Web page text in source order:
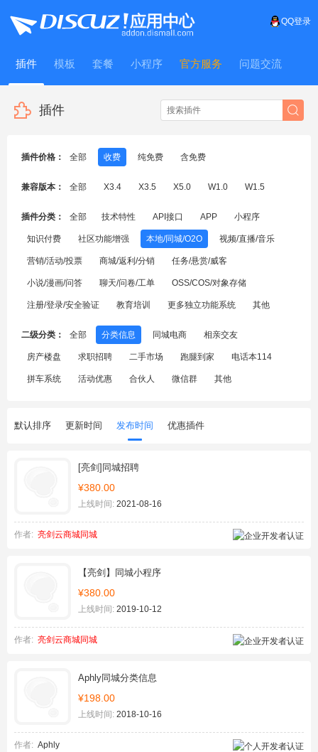
QQ登录
插件 模板 套餐 小程序 官方服务 问题交流
WitFrame
插件
插件价格： 全部 收费 纯免费 含免费
兼容版本： 全部 X3.4 X3.5 X5.0 W1.0 W1.5
插件分类： 全部 技术特性 API接口 APP 小程序
知识付费 社区功能增强 本地/同城/O2O 视频/直播/音乐
营销/活动/投票 商城/返利/分销 任务/悬赏/威客
小说/漫画/问答 聊天/问卷/工单 OSS/COS/对象存储
注册/登录/安全验证 教育培训 更多独立功能系统 其他
二级分类： 全部 分类信息 同城电商 相亲交友
房产楼盘 求职招聘 二手市场 跑腿到家 电话本114
拼车系统 活动优惠 合伙人 微信群 其他
默认排序 更新时间 发布时间 优惠插件
[亮剑]同城招聘
¥380.00
上线时间: 2021-08-16
作者: 亮剑云商城同城
【亮剑】同城小程序
¥380.00
上线时间: 2019-10-12
作者: 亮剑云商城同城
Aphly同城分类信息
¥198.00
上线时间: 2018-10-16
作者: Aphly